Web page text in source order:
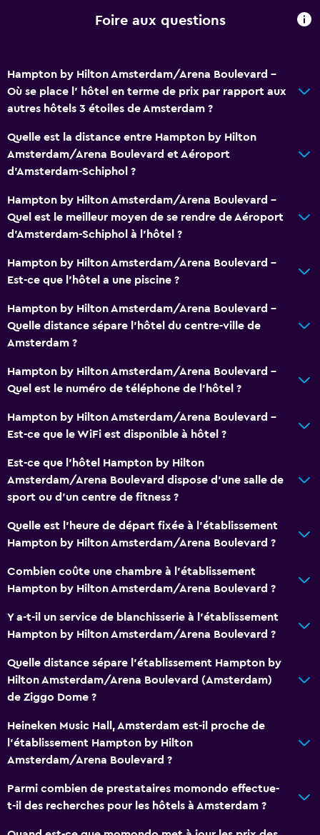
Services et commodités
Coffre
Salles de réunion/banquet
Réception 24h/24
Chambres familiales
Téléphone
Espace de stockage
Parking et transports
Multimédia et divertissement
Télévision à écran plat
Laverie
Fer et table à repasser
Douche
Sèche-cheveux
Chambre
Foire aux questions
Hampton by Hilton Amsterdam/Arena Boulevard -
Où se place l’ hôtel en terme de prix par rapport aux
autres hôtels 3 étoiles de Amsterdam ?
Quelle est la distance entre Hampton by Hilton
Amsterdam/Arena Boulevard et Aéroport
d'Amsterdam-Schiphol ?
Hampton by Hilton Amsterdam/Arena Boulevard -
Quel est le meilleur moyen de se rendre de Aéroport
d'Amsterdam-Schiphol à l’hôtel ?
Hampton by Hilton Amsterdam/Arena Boulevard -
Est-ce que l’hôtel a une piscine ?
Hampton by Hilton Amsterdam/Arena Boulevard -
Quelle distance sépare l’hôtel du centre-ville de
Amsterdam ?
Hampton by Hilton Amsterdam/Arena Boulevard -
Quel est le numéro de téléphone de l’hôtel ?
Hampton by Hilton Amsterdam/Arena Boulevard -
Est-ce que le WiFi est disponible à hôtel ?
Est-ce que l’hôtel Hampton by Hilton
Amsterdam/Arena Boulevard dispose d’une salle de
sport ou d’un centre de fitness ?
Quelle est l'heure de départ fixée à l'établissement
Hampton by Hilton Amsterdam/Arena Boulevard ?
Combien coûte une chambre à l'établissement
Hampton by Hilton Amsterdam/Arena Boulevard ?
Y a-t-il un service de blanchisserie à l'établissement
Hampton by Hilton Amsterdam/Arena Boulevard ?
Quelle distance sépare l'établissement Hampton by
Hilton Amsterdam/Arena Boulevard (Amsterdam)
de Ziggo Dome ?
Heineken Music Hall, Amsterdam est-il proche de
l'établissement Hampton by Hilton
Amsterdam/Arena Boulevard ?
Parmi combien de prestataires momondo effectue-
t-il des recherches pour les hôtels à Amsterdam ?